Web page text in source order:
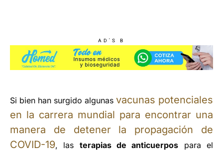
AD'S B
Si bien han surgido algunas vacunas potenciales
en la carrera mundial para encontrar una
manera de detener la propagación de
COVID-19, las terapias de anticuerpos para el